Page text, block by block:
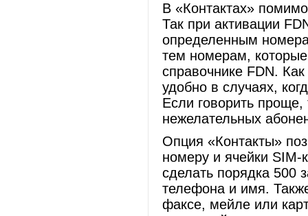
В «Контактах»
Так при активации
определенным
тем номерам,
справочнике FDN.
удобно в случаях,
Если говорить
нежелательных
Опция «Контакты»
номеру и ячейки SIM-
сделать порядка 500
телефона и имя.
факсе, мейле или